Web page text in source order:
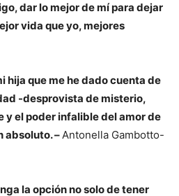
dar lo mejor de mí para dejar
vida que yo, mejores
hija que me he dado cuenta de
-desprovista de misterio,
y el poder infalible del amor de
absoluto. –Antonella Gambotto-
la opción no solo de tener